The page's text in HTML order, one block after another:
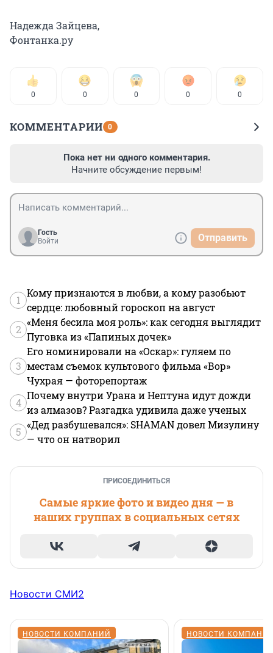
Надежда Зайцева,
Фонтанка.ру
0 0 0 0 0
КОММЕНТАРИИ 0
Пока нет ни одного комментария.
Начните обсуждение первым!
Гость
Войти
Отправить
1
Кому признаются в любви, а кому разобьют
сердце: любовный гороскоп на август
2
«Меня бесила моя роль»: как сегодня выглядит
Пуговка из «Папиных дочек»
3
Его номинировали на «Оскар»: гуляем по
местам съемок культового фильма «Вор»
Чухрая — фоторепортаж
4
Почему внутри Урана и Нептуна идут дожди
из алмазов? Разгадка удивила даже ученых
5
«Дед разбушевался»: SHAMAN довел Мизулину
— что он натворил
ПРИСОЕДИНИТЬСЯ
Самые яркие фото и видео дня — в
наших группах в социальных сетях
Новости СМИ2
НОВОСТИ КОМПАНИЙ НОВОСТИ